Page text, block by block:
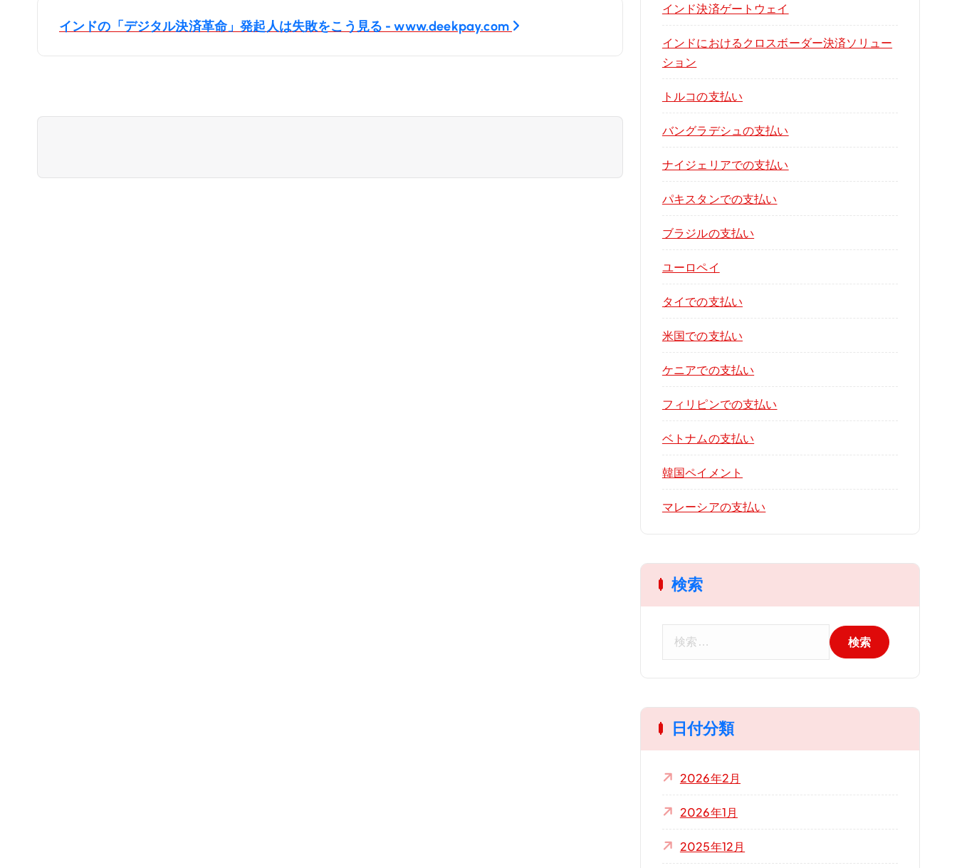
ナ
ゲ
インドの「デジタル決済革命」発起人は失敗をこう見る - www.deekpay.com
インド決済ゲートウェイ
インドにおけるクロスボーダー決済ソリュー
ション
トルコの支払い
バングラデシュの支払い
ナイジェリアでの支払い
パキスタンでの支払い
ブラジルの支払い
ユーロペイ
タイでの支払い
米国での支払い
ケニアでの支払い
フィリピンでの支払い
ベトナムの支払い
韓国ペイメント
マレーシアの支払い
検索
日付分類
2026年2月
2026年1月
2025年12月